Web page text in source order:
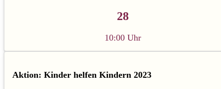
28
10:00 Uhr
Aktion: Kinder helfen Kindern 2023